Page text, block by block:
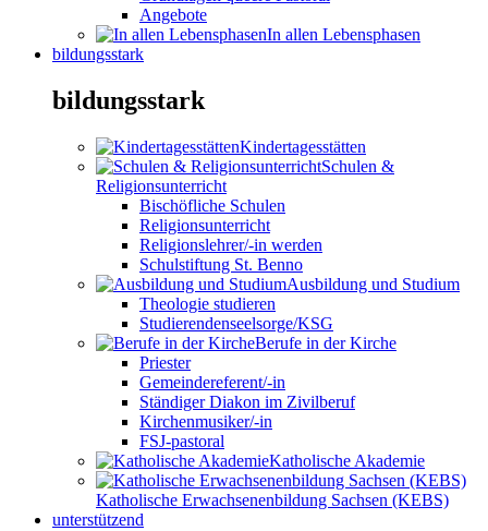
Angebote
In allen Lebensphasen
bildungsstark
bildungsstark
Kindertagesstätten
Schulen &
Religionsunterricht
Bischöfliche Schulen
Religionsunterricht
Religionslehrer/-in werden
Schulstiftung St. Benno
Ausbildung und Studium
Theologie studieren
Studierendenseelsorge/KSG
Berufe in der Kirche
Priester
Gemeindereferent/-in
Ständiger Diakon im Zivilberuf
Kirchenmusiker/-in
FSJ-pastoral
Katholische Akademie
Katholische Erwachsenenbildung Sachsen (KEBS)
unterstützend